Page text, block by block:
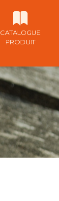
CATALOGUE
PRODUIT